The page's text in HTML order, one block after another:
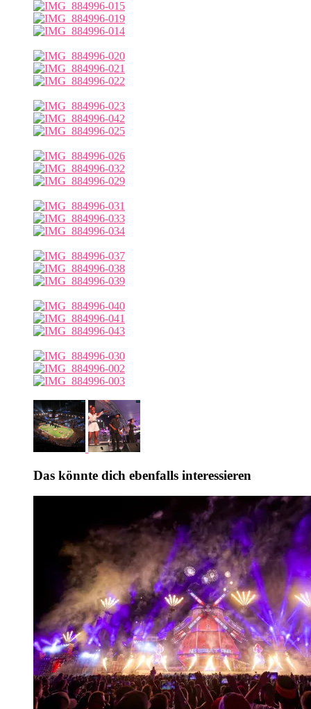
Das könnte dich ebenfalls interessieren